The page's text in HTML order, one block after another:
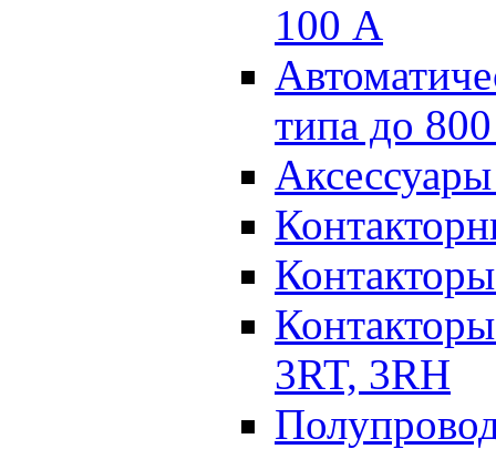
100 А
типа до
3RT, 3RH